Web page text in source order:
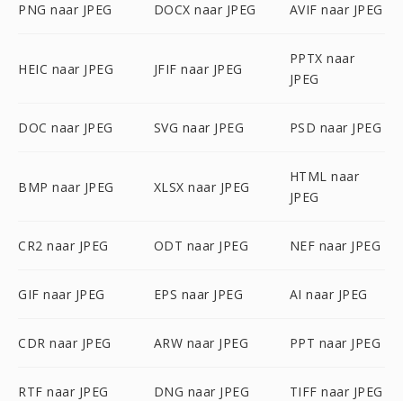
PNG naar JPEG DOCX naar JPEG AVIF naar JPEG
HEIC naar JPEG JFIF naar JPEG
PPTX naar
JPEG
DOC naar JPEG SVG naar JPEG PSD naar JPEG
BMP naar JPEG XLSX naar JPEG
HTML naar
JPEG
CR2 naar JPEG ODT naar JPEG NEF naar JPEG
GIF naar JPEG EPS naar JPEG AI naar JPEG
CDR naar JPEG ARW naar JPEG PPT naar JPEG
RTF naar JPEG DNG naar JPEG TIFF naar JPEG